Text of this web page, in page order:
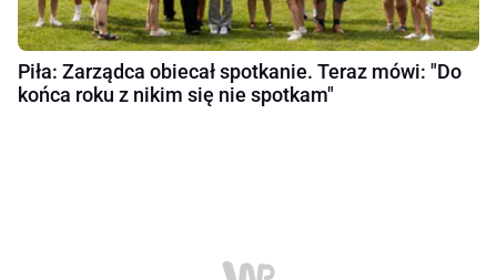
Piła: Zarządca obiecał spotkanie. Teraz mówi: "Do
końca roku z nikim się nie spotkam"